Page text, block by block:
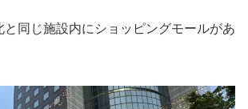
と同じ施設内にショッピングモールがあ